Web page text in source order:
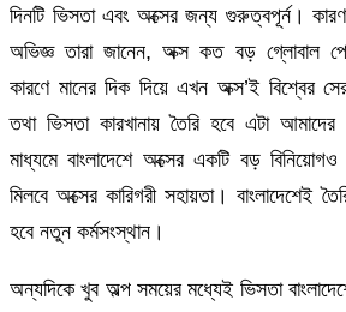
দিনটি ভিসতা এবং অক্সের জন্য গুরুত্বপূর্ন।
অভিজ্ঞ তারা জানেন, অক্স কত বড় গ্লোবাল
কারণে মানের দিক দিয়ে এখন অক্স’ই বিশ্বের
তথা ভিসতা কারখানায় তৈরি হবে এটা
মাধ্যমে বাংলাদেশে অক্সের একটি বড়
মিলবে অক্সের কারিগরী সহায়তা। বাংলাদেশেই
হবে নতুন কর্মসংস্থান।
অন্যদিকে খুব অল্প সময়ের মধ্যেই ভিসতা